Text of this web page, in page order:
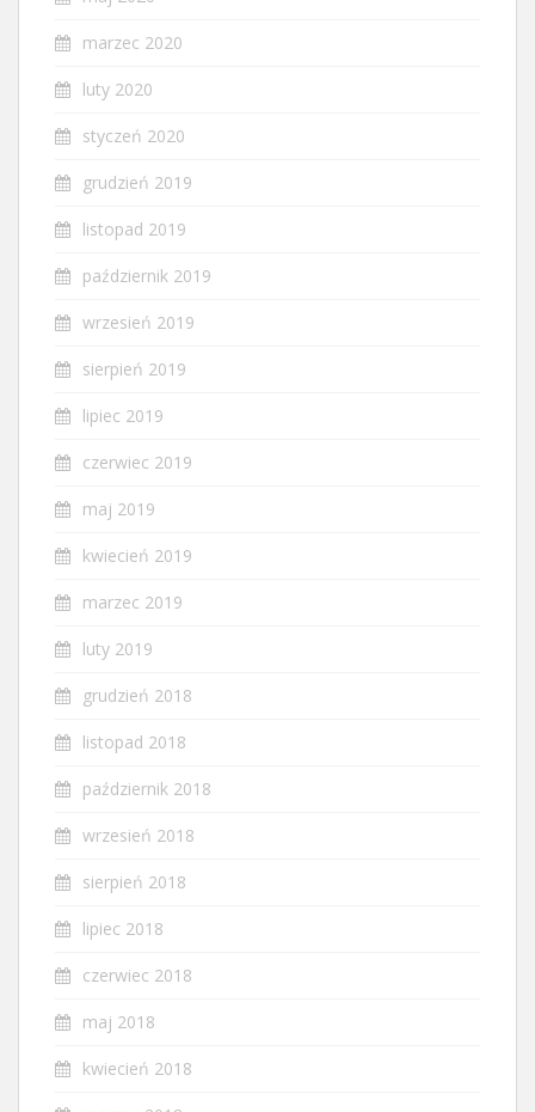
marzec 2020
luty 2020
styczeń 2020
grudzień 2019
listopad 2019
październik 2019
wrzesień 2019
sierpień 2019
lipiec 2019
czerwiec 2019
maj 2019
kwiecień 2019
marzec 2019
luty 2019
grudzień 2018
listopad 2018
październik 2018
wrzesień 2018
sierpień 2018
lipiec 2018
czerwiec 2018
maj 2018
kwiecień 2018